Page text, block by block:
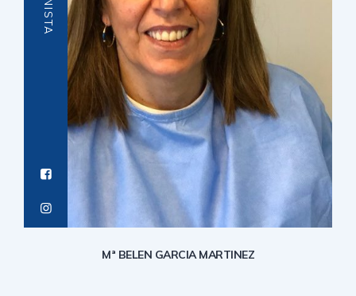
Mª BELEN GARCIA MARTINEZ